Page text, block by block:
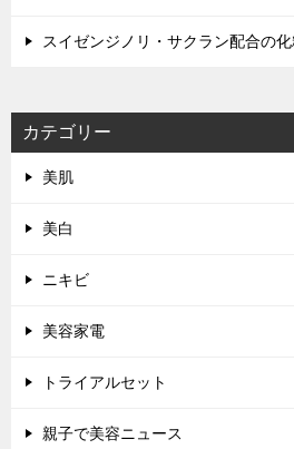
スイゼンジノリ・サクラン配合の
カテゴリー
美肌
美白
ニキビ
美容家電
トライアルセット
親子で美容ニュース